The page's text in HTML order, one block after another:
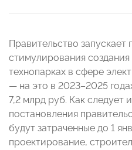
Правительство запускает
стимулирования
технопарках в сфере
— на это в 2023–2025
7,2 млрд руб. Как следует
постановления
будут затраченные до 1
проектирование,